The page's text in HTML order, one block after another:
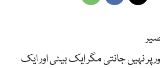
پر نہیں جانتی مگر ایک بیٹی اور ایک